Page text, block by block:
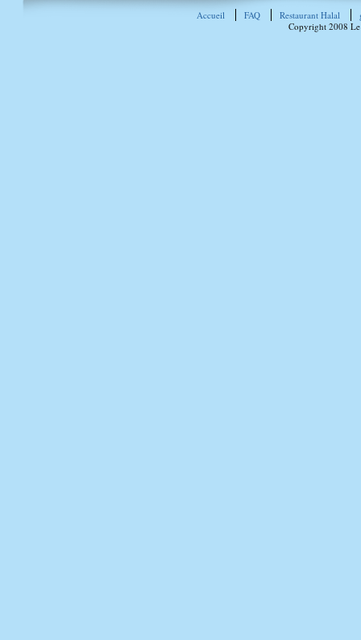
Accueil FAQ Restaurant Halal
Copyright 2008